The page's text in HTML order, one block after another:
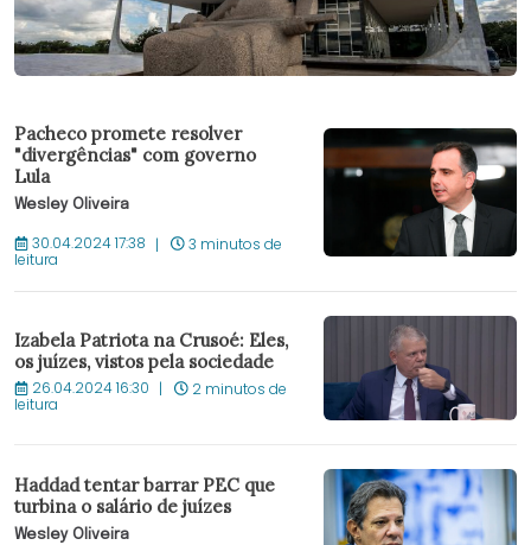
Pacheco promete resolver
"divergências" com governo
Lula
Wesley Oliveira
30.04.2024 17:38 3 minutos de
leitura
Izabela Patriota na Crusoé: Eles,
os juízes, vistos pela sociedade
26.04.2024 16:30 2 minutos de
leitura
Haddad tentar barrar PEC que
turbina o salário de juízes
Wesley Oliveira